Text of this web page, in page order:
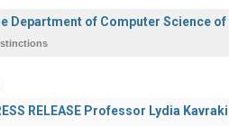
Department of Computer Science
RELEASE Professor Lydia